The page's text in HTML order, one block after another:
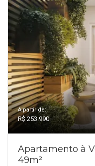
A partir de:
R$ 253.990
Apartamento à
49m²